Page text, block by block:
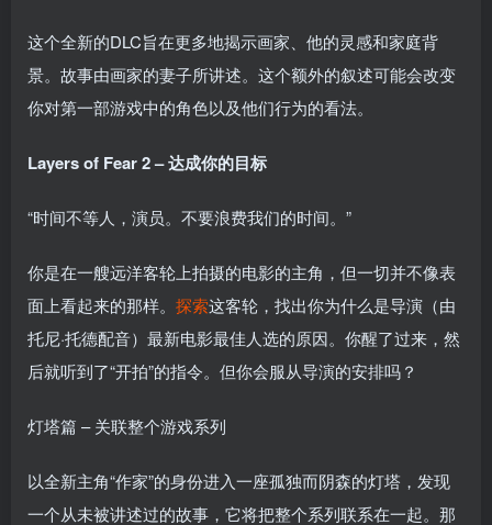
这个全新的DLC旨在更多地揭示画家、他的灵感和家庭背
景。故事由画家的妻子所讲述。这个额外的叙述可能会改变
你对第一部游戏中的角色以及他们行为的看法。
Layers of Fear 2 – 达成你的目标
“时间不等人，演员。不要浪费我们的时间。”
你是在一艘远洋客轮上拍摄的电影的主角，但一切并不像表
面上看起来的那样。 探索这客轮，找出你为什么是导演（由
托尼·托德配音）最新电影最佳人选的原因。你醒了过来，然
后就听到了“开拍”的指令。但你会服从导演的安排吗？
灯塔篇 – 关联整个游戏系列
以全新主角“作家”的身份进入一座孤独而阴森的灯塔，发现
一个从未被讲述过的故事，它将把整个系列联系在一起。那